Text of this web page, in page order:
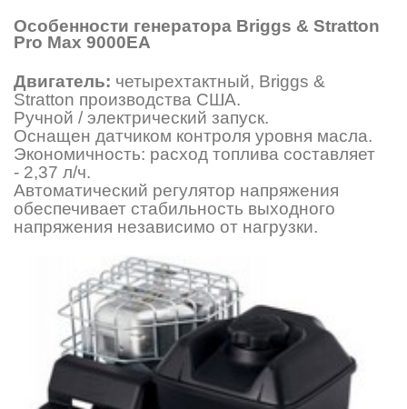
Особенности генератора Briggs & Stratton
Pro Max 9000ЕA
Двигатель: четырехтактный, Briggs &
Stratton производства США.
Ручной / электрический запуск.
Оснащен датчиком контроля уровня масла.
Экономичность: расход топлива составляет
- 2,37 л/ч.
Автоматический регулятор напряжения
обеспечивает стабильность выходного
напряжения независимо от нагрузки.